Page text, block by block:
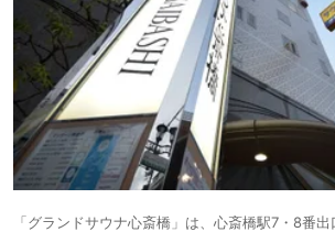
「グランドサウナ心斎橋」は、心斎橋駅7・8番